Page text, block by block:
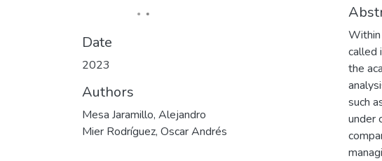
Date
2023
Authors
Mesa Jaramillo, Alejandro
Mier Rodríguez, Oscar Andrés
called
the
such
under